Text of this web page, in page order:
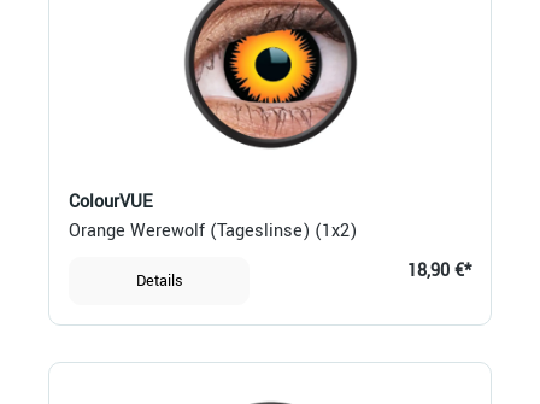
ColourVUE
Orange Werewolf (Tageslinse) (1x2)
Details 18,90 €*